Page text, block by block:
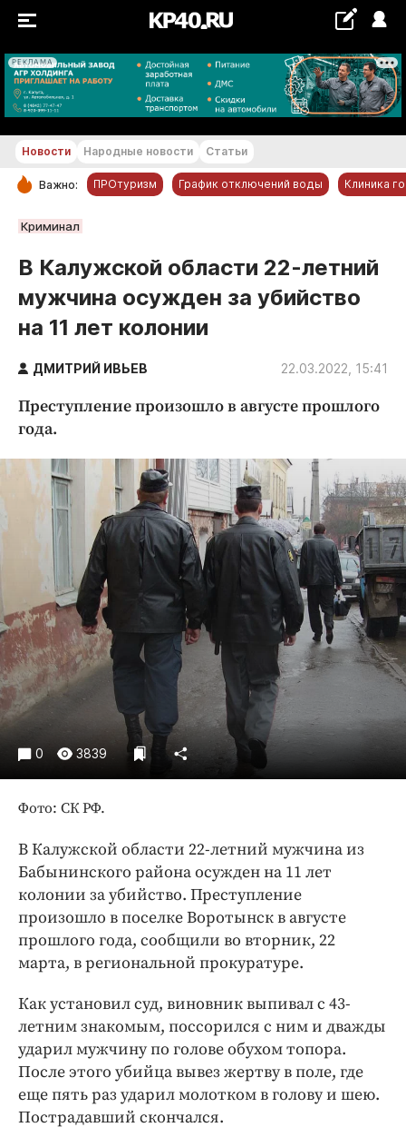
РЕКЛАМА
+28...+29 °С
РУБРИКИ
Новости компаний
Статьи
Народные новости
Авто и транспорт
Криминал
Недвижимость и ЖКХ
Образование
Общество
Погода
Праздники
Происшествия
Спорт
Экономика и бизнес
ПРОЕКТЫ
Блоги
Издания
Интересное чтиво
Клиника года
Бренд года
Работодатель года
Новости Народные новости Статьи
Важно: ПРОтуризм График отключений воды Клиника
Криминал
В Калужской области 22-летний
мужчина осужден за убийство
на 11 лет колонии
ДМИТРИЙ ИВЬЕВ 22.03.2022, 15:41
Преступление произошло в августе прошлого
года.
0 3839
Фото: СК РФ.
В Калужской области 22-летний мужчина из
Бабынинского района осужден на 11 лет
колонии за убийство. Преступление
произошло в поселке Воротынск в августе
прошлого года, сообщили во вторник, 22
марта, в региональной прокуратуре.
Как установил суд, виновник выпивал с 43-
летним знакомым, поссорился с ним и дважды
ударил мужчину по голове обухом топора.
После этого убийца вывез жертву в поле, где
еще пять раз ударил молотком в голову и шею.
Пострадавший скончался.